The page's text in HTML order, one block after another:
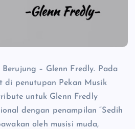
– Glenn Fredly. Pada
di penutupan Pekan Musik
untuk Glenn Fredly
dengan penampilan “Sedih
oleh musisi muda,